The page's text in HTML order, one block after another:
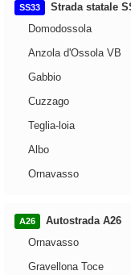
SS33
Strada statale
Domodossola
Anzola d'Ossola VB
Gabbio
Cuzzago
Teglia-loia
Albo
Ornavasso
A26
Autostrada A26
Ornavasso
Gravellona Toce